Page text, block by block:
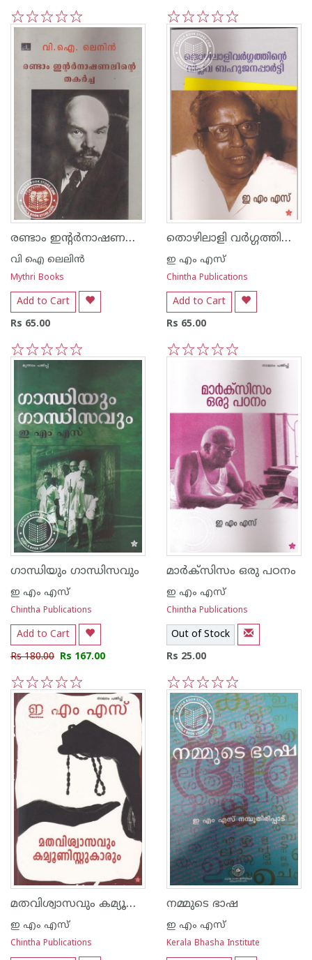
5
4
3
2
1 5
4
3
2
1
രണ്ടാം ഇന്റര്‍നാഷണലിന്റെ തകര്‍ച്ച
വി ഐ ലെലിന്‍
Mythri Books
Add to Cart
Rs 65.00
5
4
3
2
1
തൊഴിലാളി വര്‍ഗ്ഗത്തിന്റെ വിപ്ലവ ബഹുജനപ്പാര്‍ട്ടി
ഇ എം എസ്
Chintha Publications
Add to Cart
Rs 65.00
5
ഗാന്ധിയും ഗാന്ധിസവും
ഇ എം എസ്
Chintha Publications
Add to Cart
Rs 180.00 Rs 167.00
5
4
2
1
മാര്‍ക്സിസം ഒരു പഠനം
ഇ എം എസ്
Chintha Publications
Out of Stock
Rs 25.00
5
4
3
2
1
മതവിശ്വാസവും കമ്യൂണിസ്റ്റുകാരും
ഇ എം എസ്
Chintha Publications
നമ്മുടെ ഭാഷ
ഇ എം എസ്
Kerala Bhasha Institute